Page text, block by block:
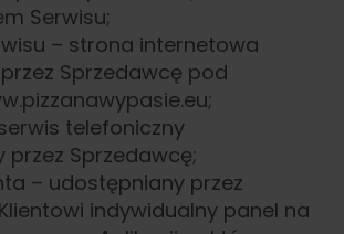
Serwisu;
– strona internetowa
Sprzedawcę pod
telefoniczny
Sprzedawcę;
– udostępniany przez
indywidualny panel na